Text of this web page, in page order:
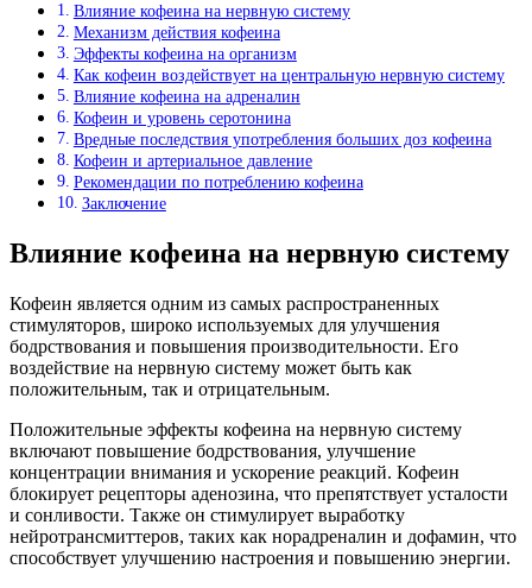
Влияние кофеина на нервную систему
Механизм действия кофеина
Эффекты кофеина на организм
Как кофеин воздействует на центральную нервную систему
Влияние кофеина на адреналин
Кофеин и уровень серотонина
Вредные последствия употребления больших доз кофеина
Кофеин и артериальное давление
Рекомендации по потреблению кофеина
Заключение
Влияние кофеина на нервную систему
Кофеин является одним из самых распространенных
стимуляторов, широко используемых для улучшения
бодрствования и повышения производительности. Его
воздействие на нервную систему может быть как
положительным, так и отрицательным.
Положительные эффекты кофеина на нервную систему
включают повышение бодрствования, улучшение
концентрации внимания и ускорение реакций. Кофеин
блокирует рецепторы аденозина, что препятствует усталости
и сонливости. Также он стимулирует выработку
нейротрансмиттеров, таких как норадреналин и дофамин, что
способствует улучшению настроения и повышению энергии.